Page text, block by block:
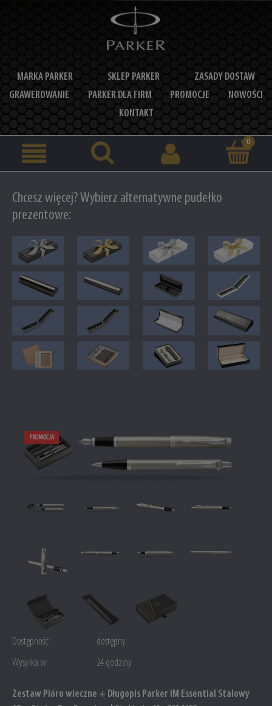
MARKA PARKER SKLEP PARKER
ZASADY DOSTAW
GRAWEROWANIE
PARKER DLA FIRM PROMOCJE
NOWOŚCI
KONTAKT
Chcesz więcej? Wybierz alternatywne pudełko
prezentowe:
PROMOCJA
Dostępność:
dostępny
Wysyłka w:
24 godziny
Zestaw Pióro wieczne + Długopis Parker IM Essential Stalowy